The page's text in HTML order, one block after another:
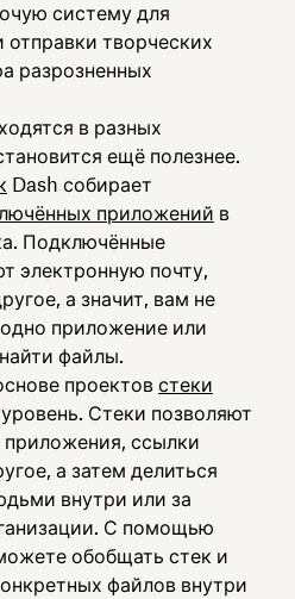
систему для
отправки творческих
разрозненных
в разных
ещё полезнее.
Dash собирает
приложений в
Подключённые
электронную почту,
а значит, вам не
приложение или
файлы.
проектов стеки
Стеки позволяют
приложения, ссылки
а затем делиться
внутри или за
С помощью
обобщать стек и
файлов внутри